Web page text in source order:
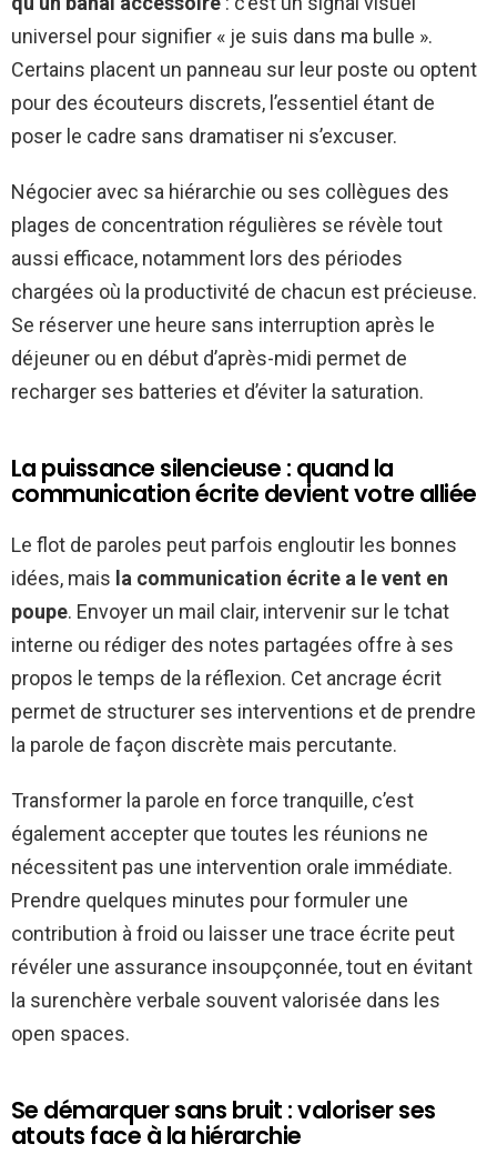
universel pour signifier « je suis dans ma bulle ».
Certains placent un panneau sur leur poste ou optent
pour des écouteurs discrets, l’essentiel étant de
poser le cadre sans dramatiser ni s’excuser.
Négocier avec sa hiérarchie ou ses collègues des
plages de concentration régulières se révèle tout
aussi efficace, notamment lors des périodes
chargées où la productivité de chacun est précieuse.
Se réserver une heure sans interruption après le
déjeuner ou en début d’après-midi permet de
recharger ses batteries et d’éviter la saturation.
La puissance silencieuse : quand la
communication écrite devient votre alliée
Le flot de paroles peut parfois engloutir les bonnes
idées, mais la communication écrite a le vent en
poupe. Envoyer un mail clair, intervenir sur le tchat
interne ou rédiger des notes partagées offre à ses
propos le temps de la réflexion. Cet ancrage écrit
permet de structurer ses interventions et de prendre
la parole de façon discrète mais percutante.
Transformer la parole en force tranquille, c’est
également accepter que toutes les réunions ne
nécessitent pas une intervention orale immédiate.
Prendre quelques minutes pour formuler une
contribution à froid ou laisser une trace écrite peut
révéler une assurance insoupçonnée, tout en évitant
la surenchère verbale souvent valorisée dans les
open spaces.
Se démarquer sans bruit : valoriser ses
atouts face à la hiérarchie